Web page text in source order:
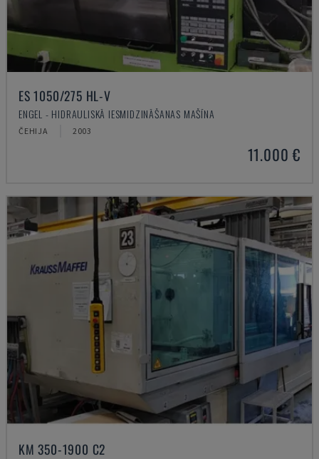
ES 1050/275 HL-V
ENGEL - HIDRAULISKĀ IESMIDZINĀŠANAS MAŠĪNA
ČEHIJA 2003
11.000 €
KM 350-1900 C2